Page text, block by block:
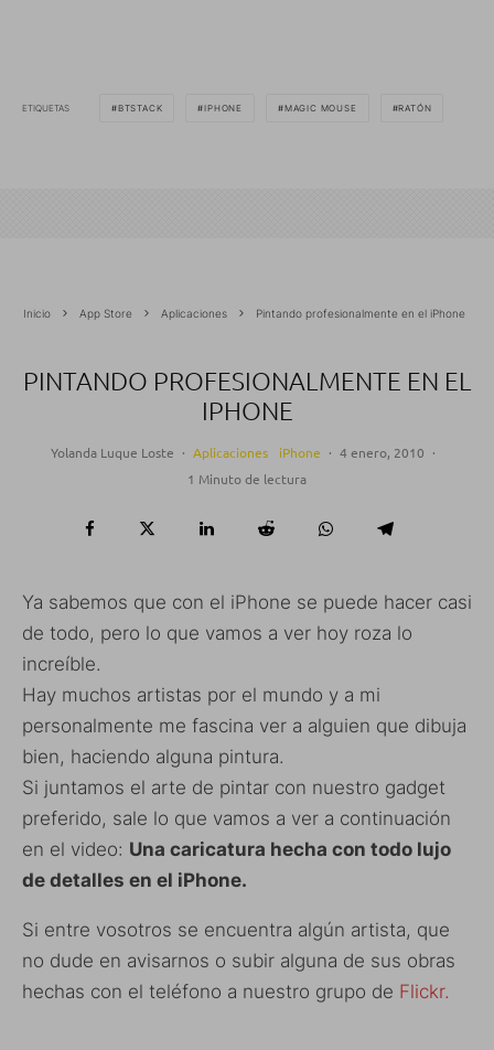
ETIQUETAS BTSTACK IPHONE MAGIC MOUSE RATÓN
Inicio App Store Aplicaciones Pintando profesionalmente en el iPhone
PINTANDO PROFESIONALMENTE EN EL
IPHONE
Yolanda Luque Loste · Aplicaciones iPhone · 4 enero, 2010 ·
1 Minuto de lectura
Ya sabemos que con el iPhone se puede hacer casi
de todo, pero lo que vamos a ver hoy roza lo
increíble.
Hay muchos artistas por el mundo y a mi
personalmente me fascina ver a alguien que dibuja
bien, haciendo alguna pintura.
Si juntamos el arte de pintar con nuestro gadget
preferido, sale lo que vamos a ver a continuación
en el video: Una caricatura hecha con todo lujo
de detalles en el iPhone.
Si entre vosotros se encuentra algún artista, que
no dude en avisarnos o subir alguna de sus obras
hechas con el teléfono a nuestro grupo de Flickr.